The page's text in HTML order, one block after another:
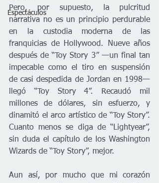
Espectáculos
Pero, por supuesto, la pulcritud
narrativa no es un principio perdurable
en la custodia moderna de las
franquicias de Hollywood. Nueve años
después de “Toy Story 3” —un final tan
impecable como el tiro en suspensión
de casi despedida de Jordan en 1998—
llegó “Toy Story 4”. Recaudó mil
millones de dólares, sin esfuerzo, y
dinamitó el arco artístico de “Toy Story”.
Cuanto menos se diga de “Lightyear”,
sin duda el capítulo de los Washington
Wizards de “Toy Story”, mejor.
Aun así, por mucho que mi corazón